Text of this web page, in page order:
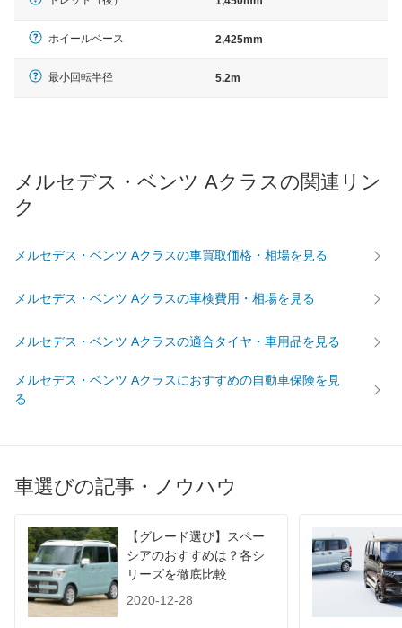
ホイールベース 2,425mm
最小回転半径 5.2m
メルセデス・ベンツ Aクラスの関連リン
ク
メルセデス・ベンツ Aクラスの車買取価格・相場を見る
メルセデス・ベンツ Aクラスの車検費用・相場を見る
メルセデス・ベンツ Aクラスの適合タイヤ・車用品を見る
メルセデス・ベンツ Aクラスにおすすめの自動車保険を見
る
車選びの記事・ノウハウ
【グレード選び】スペー
シアのおすすめは？各シ
リーズを徹底比較
2020-12-28